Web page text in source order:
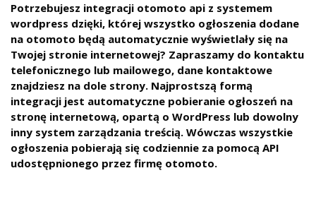
Potrzebujesz integracji otomoto api z systemem
wordpress dzięki, której wszystko ogłoszenia dodane
na otomoto będą automatycznie wyświetlały się na
Twojej stronie internetowej? Zapraszamy do kontaktu
telefonicznego lub mailowego, dane kontaktowe
znajdziesz na dole strony. Najprostszą formą
integracji jest automatyczne pobieranie ogłoszeń na
stronę internetową, opartą o WordPress lub dowolny
inny system zarządzania treścią. Wówczas wszystkie
ogłoszenia pobierają się codziennie za pomocą API
udostępnionego przez firmę otomoto.